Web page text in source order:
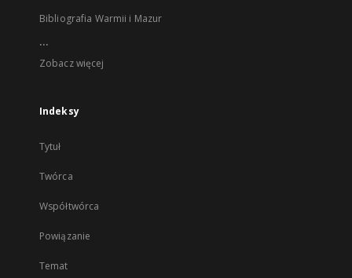
Bibliografia Warmii i Mazur
...
Zobacz więcej
Indeksy
Tytuł
Twórca
Współtwórca
Powiązanie
Temat